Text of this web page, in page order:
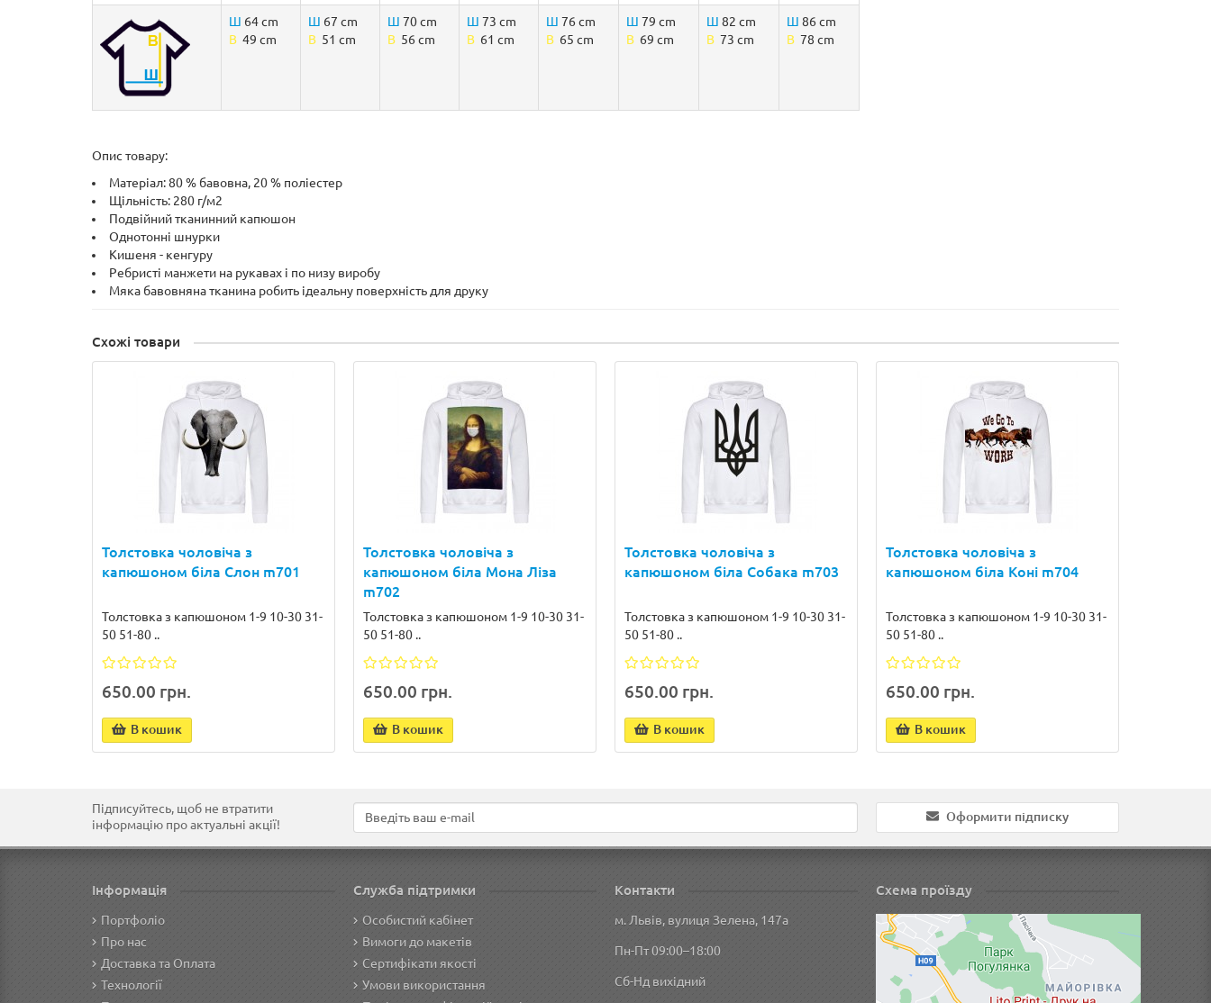
Ш 64 cm
B 49 cm
Ш 67 cm
B 51 cm
Ш 70 cm
B 56 cm
Ш 73 cm
B 61 cm
Ш 76 cm
B 65 cm
Ш 79 cm
B 69 cm
Ш 82 cm
B 73 cm
Ш 86 cm
B 78 cm
Опис товару:
Матеріал: 80 % бавовна, 20 % поліестер
Щільність: 280 г/м2
Подвійний тканинний капюшон
Однотонні шнурки
Кишеня - кенгуру
Ребристі манжети на рукавах і по низу виробу
Мяка бавовняна тканина робить ідеальну поверхність для друку
Схожі товари
Толстовка чоловіча з
капюшоном біла Слон m701
Толстовка з капюшоном 1-9 10-30 31-
50 51-80 ..
650.00 грн.
В кошик
Толстовка чоловіча з
капюшоном біла Мона Ліза
m702
Толстовка з капюшоном 1-9 10-30 31-
50 51-80 ..
650.00 грн.
В кошик
Толстовка чоловіча з
капюшоном біла Собака m703
Толстовка з капюшоном 1-9 10-30 31-
50 51-80 ..
650.00 грн.
В кошик
Толстовка чоловіча з
капюшоном біла Коні m704
Толстовка з капюшоном 1-9 10-30 31-
50 51-80 ..
650.00 грн.
В кошик
Підписуйтесь, щоб не втратити
інформацію про актуальні акції!
Оформити підписку
Інформація
Портфоліо
Про нас
Доставка та Оплата
Технології
Служба підтримки
Особистий кабінет
Вимоги до макетів
Сертифікати якості
Умови використання
Контакти
м. Львів, вулиця Зелена, 147а
Пн-Пт 09:00–18:00
Сб-Нд вихідний
Схема проїзду